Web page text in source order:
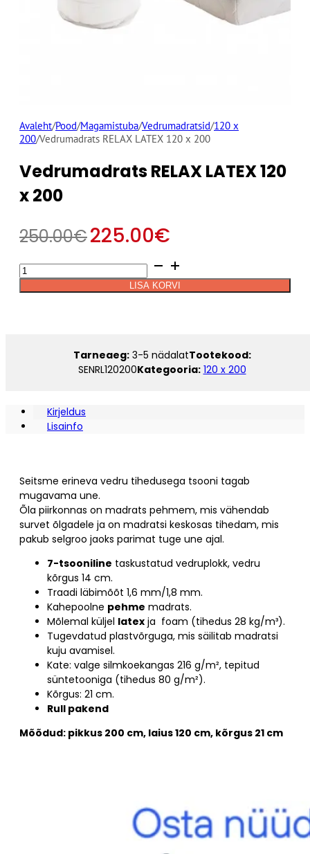
Avaleht/Pood/Magamistuba/Vedrumadratsid/120 x
200/Vedrumadrats RELAX LATEX 120 x 200
Vedrumadrats RELAX LATEX 120
x 200
250.00€225.00€
Vedrumadrats
RELAX
LATEX
LISA KORVI
Alternative:
Tarneaeg:3-5 nädalatTootekood:
SENRL120200Kategooria: 120 x 200
Kirjeldus
Lisainfo
Seitsme erineva vedru tihedusega tsooni tagab
mugavama une.
Õla piirkonnas on madrats pehmem, mis vähendab
survet õlgadele ja on madratsi keskosas tihedam, mis
pakub selgroo jaoks parimat tuge une ajal.
7-tsooniline taskustatud vedruplokk, vedru
kõrgus 14 cm.
Traadi läbimõõt 1,6 mm/1,8 mm.
Kahepoolne pehme madrats.
Mõlemal küljel latex ja foam (tihedus 28 kg/m³).
Tugevdatud plastvõrguga, mis säilitab madratsi
kuju avamisel.
Kate: valge silmkoekangas 216 g/m², tepitud
süntetooniga (tihedus 80 g/m²).
Kõrgus: 21 cm.
Rull pakend
Mõõdud: pikkus 200 cm, laius 120 cm, kõrgus 21 cm